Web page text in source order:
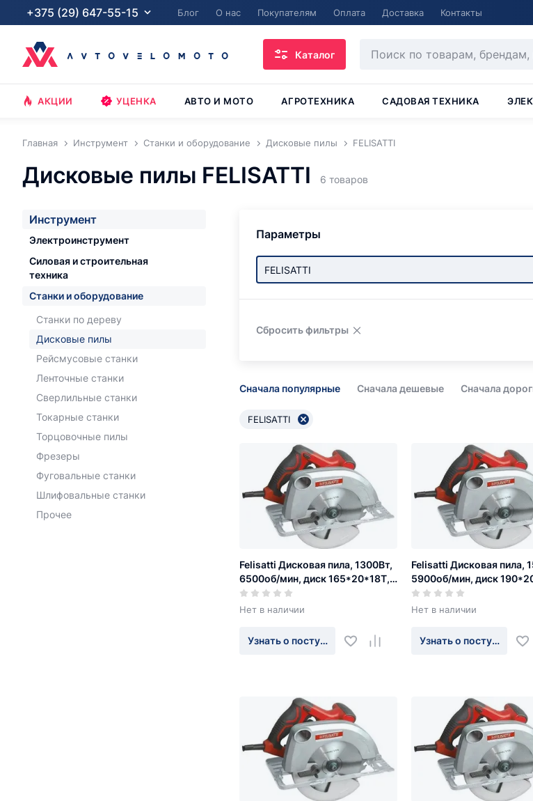
+375 (29) 647-55-15 Блог О нас Покупателям Оплата Доставка Контакты
Каталог
АКЦИИ УЦЕНКА АВТО И МОТО АГРОТЕХНИКА САДОВАЯ ТЕХНИКА
Главная Инструмент Станки и оборудование Дисковые пилы FELISATTI
Дисковые пилы FELISATTI 6 товаров
Инструмент
Электроинструмент
Силовая и строительная
техника
Станки и оборудование
Станки по дереву
Дисковые пилы
Рейсмусовые станки
Ленточные станки
Сверлильные станки
Токарные станки
Торцовочные пилы
Фрезеры
Фуговальные станки
Шлифовальные станки
Прочее
Параметры
FELISATTI
Сбросить фильтры
Сначала популярные Сначала дешевые Сначала
FELISATTI
Felisatti Дисковая пила, 1300Вт,
6500об/мин, диск 165*20*18Т,
гл. проп. 55мм
Нет в наличии
Узнать о поступлении
Felisatti Дисковая пила,
5900об/мин, диск
гл. проп. 68мм
Нет в наличии
Узнать о поступлении